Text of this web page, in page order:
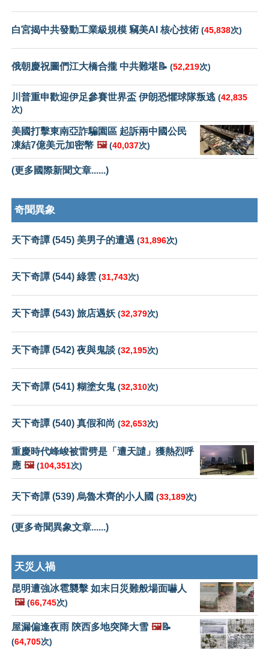
白宮揭中共發動工業級規模 竊美AI 核心技術 (45,838次)
俄朝慶祝圖們江大橋合攏 中共難堪📝 (52,219次)
川普重申歡迎伊足參賽世界盃 伊朗恐懼球隊叛逃 (42,835
次)
美國打擊東南亞詐騙園區 起訴兩中國公民
凍結7億美元加密幣 🖼️ (40,037次)
(更多國際新聞文章......)
奇聞異象
天下奇譚 (545) 美男子的遭遇 (31,896次)
天下奇譚 (544) 綠雲 (31,743次)
天下奇譚 (543) 旅店遇妖 (32,379次)
天下奇譚 (542) 夜與鬼談 (32,195次)
天下奇譚 (541) 糊塗女鬼(32,310次)
天下奇譚 (540) 真假和尚 (32,653次)
重慶時代峰峻被雷劈是「遭天譴」獲熱烈呼
應 🖼️ (104,351次)
天下奇譚 (539) 烏魯木齊的小人國 (33,189次)
(更多奇聞異象文章......)
天災人禍
昆明遭強冰雹襲擊 如末日災難般場面嚇人
🖼️ (66,745次)
屋漏偏逢夜雨 陝西多地突降大雪 🖼️📝
(64,705次)